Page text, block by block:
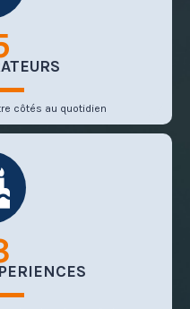
côtés au quotidien